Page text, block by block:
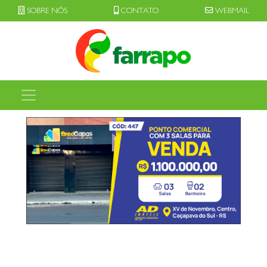
SOBRE NÓS CONTATO WEBMAIL